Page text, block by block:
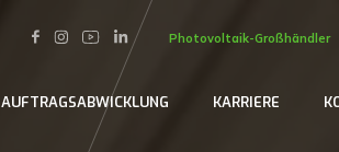
Photovoltaik-Großhändler
AUFTRAGSABWICKLUNG KARRIERE